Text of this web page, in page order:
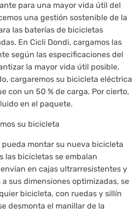
para una mayor vida útil del
una gestión sostenible de la
las baterías de bicicletas
En Cicli Dondi, cargamos las
según las especificaciones del
la mayor vida útil posible.
cargaremos su bicicleta eléctrica
con un 50 % de carga. Por cierto,
en el paquete.
su bicicleta
montar su nueva bicicleta
las bicicletas se embalan
en cajas ultrarresistentes y
sus dimensiones optimizadas, se
bicicleta, con ruedas y sillín
desmonta el manillar de la